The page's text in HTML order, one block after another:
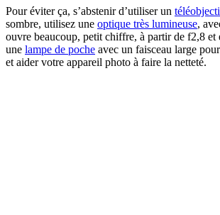
Pour éviter ça, s’abstenir d’utiliser un
sombre, utilisez une optique très lumineuse,
ouvre beaucoup, petit chiffre, à partir de f2,8 et
une lampe de poche avec un faisceau large
et aider votre appareil photo à faire la netteté.